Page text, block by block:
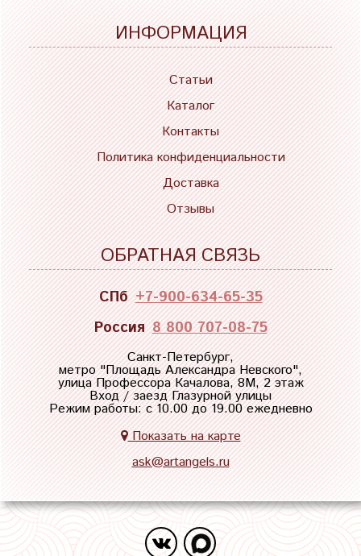
ИНФОРМАЦИЯ
Статьи
Каталог
Контакты
Политика конфиденциальности
Доставка
Отзывы
ОБРАТНАЯ СВЯЗЬ
СПб +7-900-634-65-35
Россия 8 800 707-08-75
Санкт-Петербург,
метро "Площадь Александра Невского",
улица Профессора Качалова, 8М, 2 этаж
Вход / заезд Глазурной улицы
Режим работы: с 10.00 до 19.00 ежедневно
Показать на карте
ask@artangels.ru